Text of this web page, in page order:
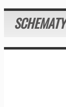
SCHEMATY